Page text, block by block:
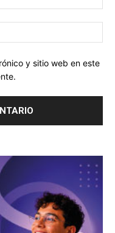
y sitio web en este